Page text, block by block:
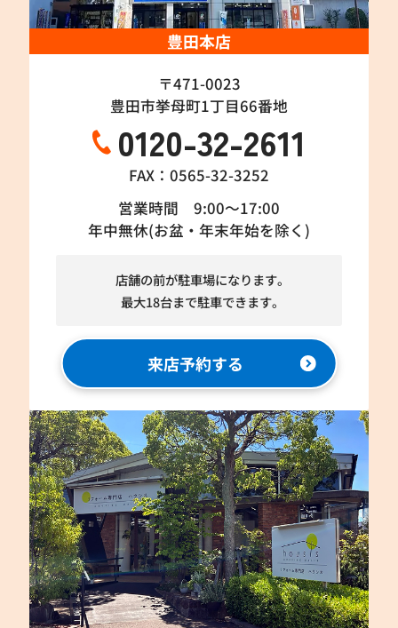
豊田本店
〒471-0023
豊田市挙母町1丁目66番地
0120-32-2611
FAX：0565-32-3252
営業時間 9:00～17:00
年中無休(お盆・年末年始を除く)
店舗の前が駐車場になります。
最大18台まで駐車できます。
来店予約する